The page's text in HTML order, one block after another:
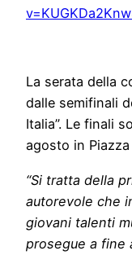
La serata della
dalle semifinali
Italia”. Le finali
agosto in
“Si tratta della
autorevole che
giovani talenti
prosegue a fine